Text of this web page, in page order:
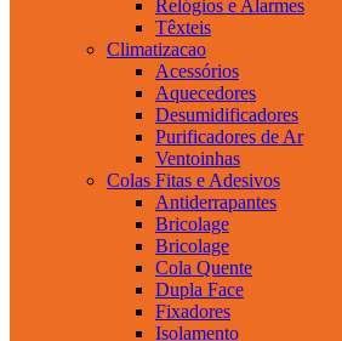
Relógios e Alarmes
Têxteis
Climatizacao
Acessórios
Aquecedores
Desumidificadores
Purificadores de Ar
Ventoinhas
Colas Fitas e Adesivos
Antiderrapantes
Bricolage
Bricolage
Cola Quente
Dupla Face
Fixadores
Isolamento